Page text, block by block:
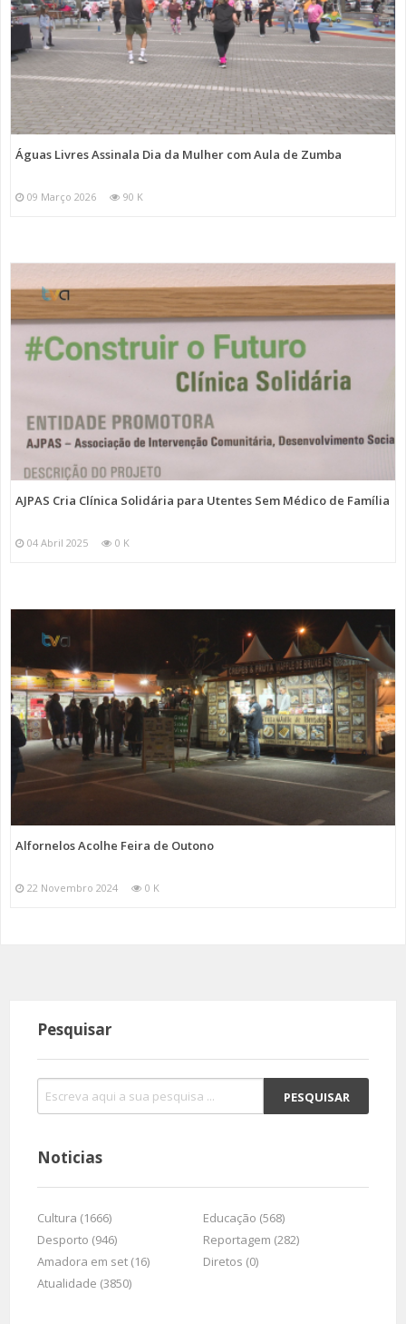
Águas Livres Assinala Dia da Mulher com Aula de Zumba
09 Março 2026 90 K
AJPAS Cria Clínica Solidária para Utentes Sem Médico de Família
04 Abril 2025 0 K
Alfornelos Acolhe Feira de Outono
22 Novembro 2024 0 K
Pesquisar
Noticias
Cultura (1666)
Educação (568)
Desporto (946)
Reportagem (282)
Amadora em set (16)
Diretos (0)
Atualidade (3850)